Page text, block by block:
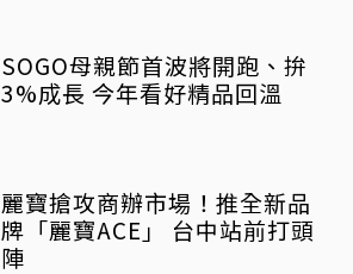
SOGO母親節首波將開跑、拚
3%成長 今年看好精品回溫
麗寶搶攻商辦市場！推全新品
牌「麗寶ACE」 台中站前打頭
陣